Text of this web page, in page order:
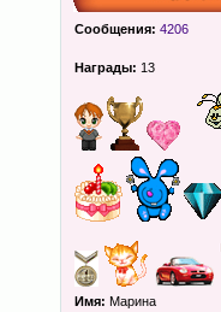
Сообщения: 4206
Награды: 13
Имя: Марина